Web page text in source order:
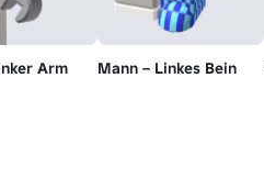
Arm Mann – Linkes Bein